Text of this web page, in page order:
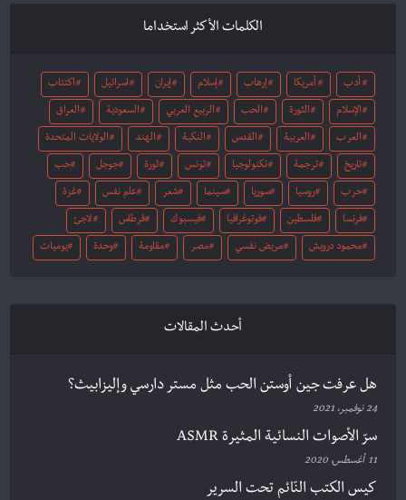
الكلمات الأكثر استخداما
أدب أمريكا إرهاب إسلام إيران اسرائيل اكتئاب
الإسلام الثورة الحب الربيع العربي السعودية العراق
العرب العربية القدس النكبة الهند الولايات المتحدة
تاريخ ترجمة تكنولوجيا تونس ثورة جوجل حب
حرب روسيا سوريا سينما شعر علم نفس غزة
فرنسا فلسطين فوتوغرافيا فيسبوك قرطاس لاجئ
محمود درويش مريض نفسي مصر مقاومة وحدة يوميات
أحدث المقالات
هل عرفت جين أوستن الحب مثل مستر دارسي وإليزابيث؟
24 نوفمبر، 2021
سرّ الأصوات النسائية المثيرة ASMR
11 أغسطس، 2020
كيس الكتب النّائم تحت السرير